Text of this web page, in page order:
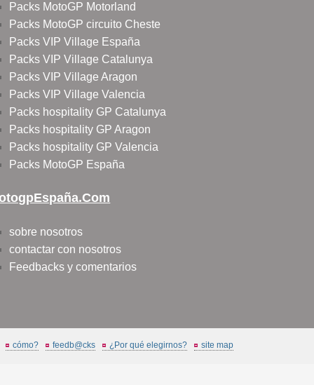
Packs MotoGP Motorland
Packs MotoGP circuito Cheste
Packs VIP Village España
Packs VIP Village Catalunya
Packs VIP Village Aragon
Packs VIP Village Valencia
Packs hospitality GP Catalunya
Packs hospitality GP Aragon
Packs hospitality GP Valencia
Packs MotoGP España
sobre nosotros
contactar con nosotros
Feedbacks y comentarios
cómo? feedb@cks ¿Por qué elegirnos? site map